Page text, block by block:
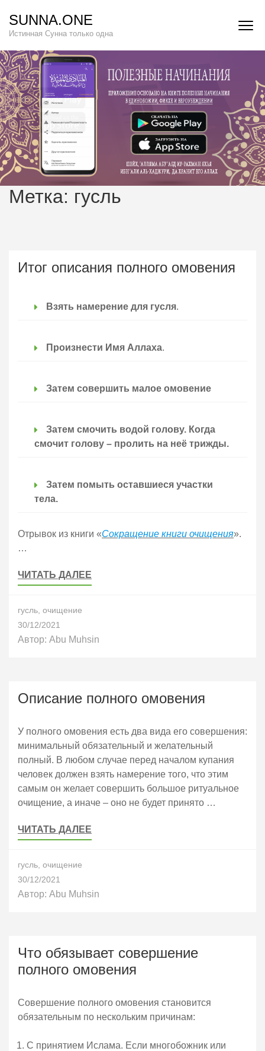
содержимому
(нажмите
Enter)
SUNNA.ONE
Истинная Сунна только одна
Метка: гусль
Итог описания полного омовения
Взять намерение для гусля.
Произнести Имя Аллаха.
Затем совершить малое омовение
Затем смочить водой голову. Когда
смочит голову – пролить на неё трижды.
Затем помыть оставшиеся участки
тела.
Отрывок из книги «Сокращение книги очищения».
…
ЧИТАТЬ ДАЛЕЕ
гусль очищение
30/12/2021
Автор: Abu Muhsin
Описание полного омовения
У полного омовения есть два вида его совершения:
минимальный обязательный и желательный
полный. В любом случае перед началом купания
человек должен взять намерение того, что этим
самым он желает совершить большое ритуальное
очищение, а иначе – оно не будет принято …
ЧИТАТЬ ДАЛЕЕ
гусль очищение
30/12/2021
Автор: Abu Muhsin
Что обязывает совершение
полного омовения
Совершение полного омовения становится
обязательным по нескольким причинам:
С принятием Ислама. Если многобожник или